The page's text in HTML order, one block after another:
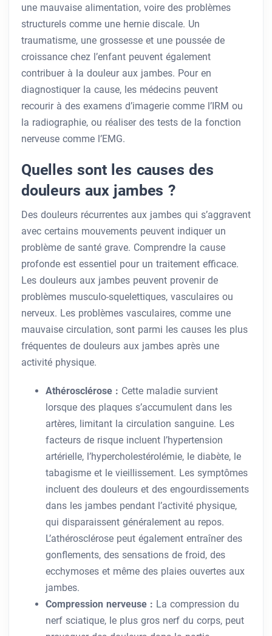
une mauvaise alimentation, voire des problèmes
structurels comme une hernie discale. Un
traumatisme, une grossesse et une poussée de
croissance chez l’enfant peuvent également
contribuer à la douleur aux jambes. Pour en
diagnostiquer la cause, les médecins peuvent
recourir à des examens d’imagerie comme l’IRM ou
la radiographie, ou réaliser des tests de la fonction
nerveuse comme l’EMG.
Quelles sont les causes des
douleurs aux jambes ?
Des douleurs récurrentes aux jambes qui s’aggravent
avec certains mouvements peuvent indiquer un
problème de santé grave. Comprendre la cause
profonde est essentiel pour un traitement efficace.
Les douleurs aux jambes peuvent provenir de
problèmes musculo-squelettiques, vasculaires ou
nerveux. Les problèmes vasculaires, comme une
mauvaise circulation, sont parmi les causes les plus
fréquentes de douleurs aux jambes après une
activité physique.
Athérosclérose : Cette maladie survient
lorsque des plaques s’accumulent dans les
artères, limitant la circulation sanguine. Les
facteurs de risque incluent l’hypertension
artérielle, l’hypercholestérolémie, le diabète, le
tabagisme et le vieillissement. Les symptômes
incluent des douleurs et des engourdissements
dans les jambes pendant l’activité physique,
qui disparaissent généralement au repos.
L’athérosclérose peut également entraîner des
gonflements, des sensations de froid, des
ecchymoses et même des plaies ouvertes aux
jambes.
Compression nerveuse : La compression du
nerf sciatique, le plus gros nerf du corps, peut